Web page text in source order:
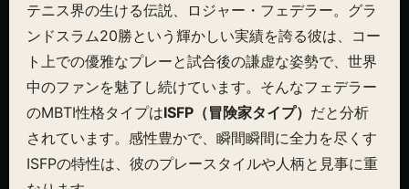
テニス界の生ける伝説、ロジャー・フェデラー。グラ
ンドスラム20勝という輝かしい実績を誇る彼は、コー
ト上での優雅なプレーと試合後の謙虚な姿勢で、世界
中のファンを魅了し続けています。そんなフェデラー
のMBTI性格タイプはISFP（冒険家タイプ） だと分析
されています。感性豊かで、瞬間瞬間に全力を尽くす
ISFPの特性は、彼のプレースタイルや人柄と見事に重